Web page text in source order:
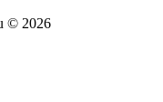
© 2026